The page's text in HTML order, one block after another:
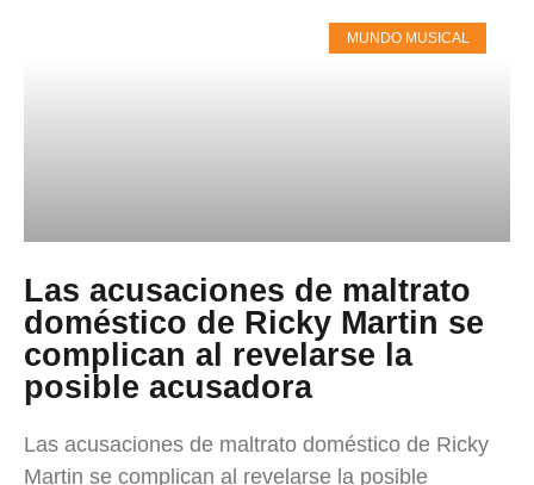
MUNDO MUSICAL
Las acusaciones de maltrato
doméstico de Ricky Martin se
complican al revelarse la
posible acusadora
Las acusaciones de maltrato doméstico de Ricky
Martin se complican al revelarse la posible